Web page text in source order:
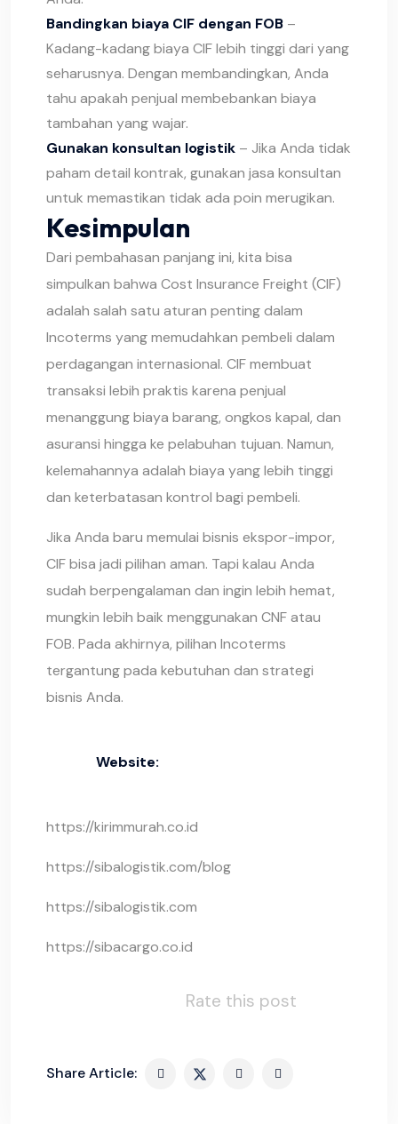
Bandingkan biaya CIF dengan FOB –
Kadang-kadang biaya CIF lebih tinggi dari yang
seharusnya. Dengan membandingkan, Anda
tahu apakah penjual membebankan biaya
tambahan yang wajar.
Gunakan konsultan logistik – Jika Anda tidak
paham detail kontrak, gunakan jasa konsultan
untuk memastikan tidak ada poin merugikan.
Kesimpulan
Dari pembahasan panjang ini, kita bisa
simpulkan bahwa Cost Insurance Freight (CIF)
adalah salah satu aturan penting dalam
Incoterms yang memudahkan pembeli dalam
perdagangan internasional. CIF membuat
transaksi lebih praktis karena penjual
menanggung biaya barang, ongkos kapal, dan
asuransi hingga ke pelabuhan tujuan. Namun,
kelemahannya adalah biaya yang lebih tinggi
dan keterbatasan kontrol bagi pembeli.
Jika Anda baru memulai bisnis ekspor-impor,
CIF bisa jadi pilihan aman. Tapi kalau Anda
sudah berpengalaman dan ingin lebih hemat,
mungkin lebih baik menggunakan CNF atau
FOB. Pada akhirnya, pilihan Incoterms
tergantung pada kebutuhan dan strategi
bisnis Anda.
Website:
https://kirimmurah.co.id
https://sibalogistik.com/blog
https://sibalogistik.com
https://sibacargo.co.id
Rate this post
Share Article: